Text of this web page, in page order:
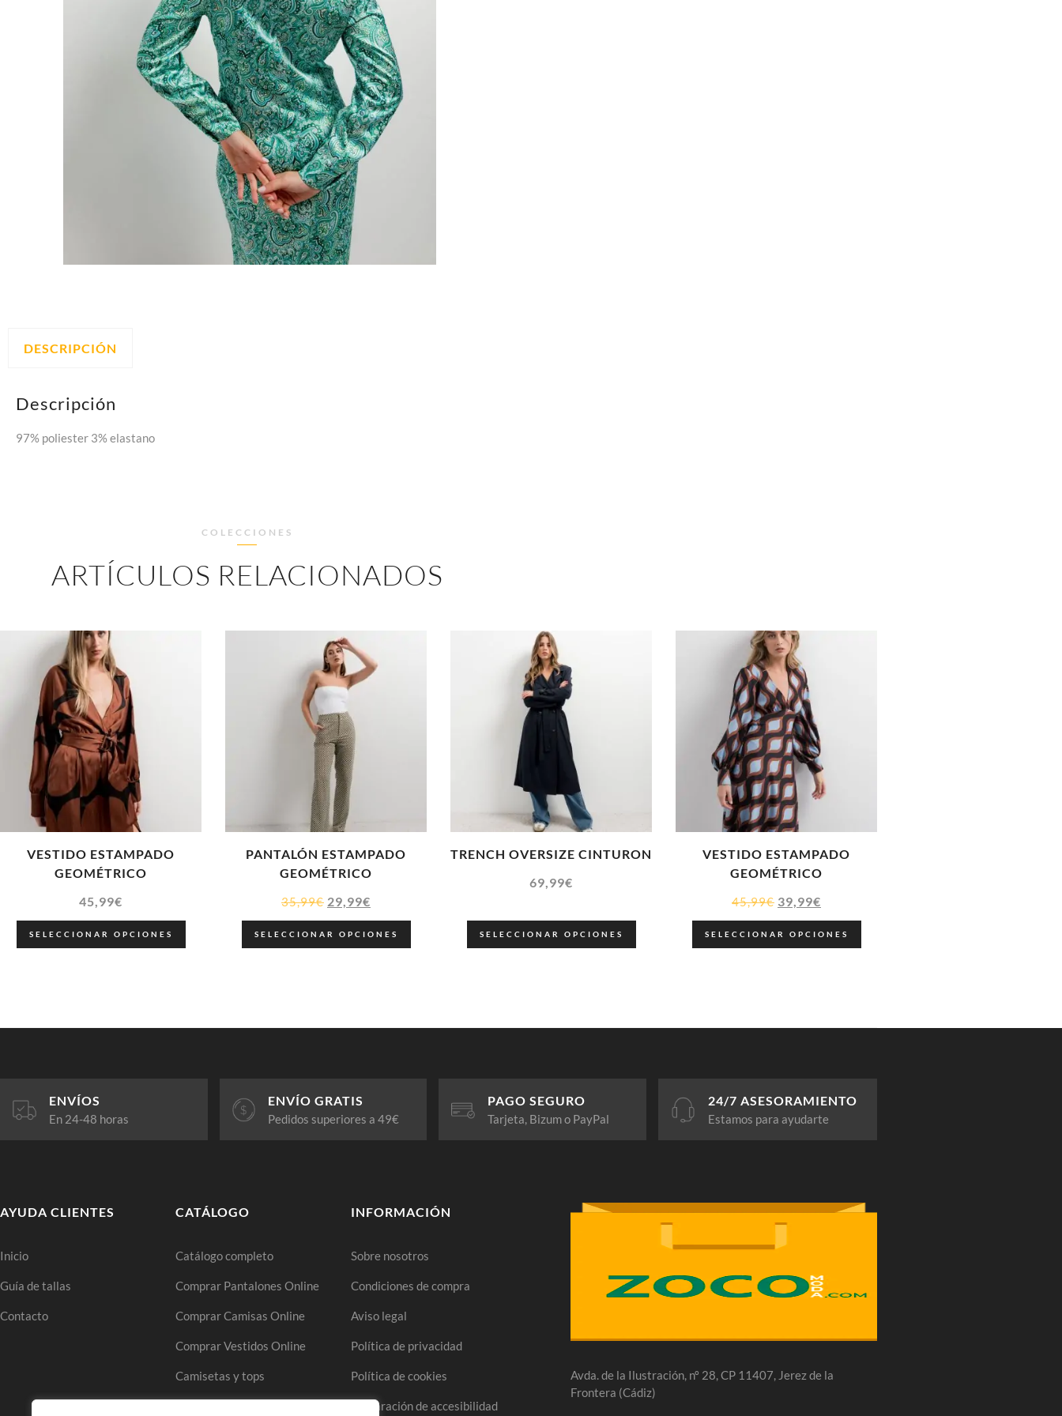
DESCRIPCIÓN
Descripción
97% poliester 3% elastano
COLECCIONES
ARTÍCULOS RELACIONADOS
VESTIDO ESTAMPADO
GEOMÉTRICO
45,99€
SELECCIONAR OPCIONES
PANTALÓN ESTAMPADO
GEOMÉTRICO
35,99€ 29,99€
SELECCIONAR OPCIONES
TRENCH OVERSIZE CINTURON
69,99€
SELECCIONAR OPCIONES
VESTIDO ESTAMPADO
GEOMÉTRICO
45,99€ 39,99€
SELECCIONAR OPCIONES
ENVÍOS
En 24-48 horas
ENVÍO GRATIS
Pedidos superiores a 49€
PAGO SEGURO
Tarjeta, Bizum o PayPal
24/7 ASESORAMIENTO
Estamos para ayudarte
AYUDA CLIENTES
Inicio
Guía de tallas
Contacto
CATÁLOGO
Catálogo completo
Comprar Pantalones Online
Comprar Camisas Online
Comprar Vestidos Online
Camisetas y tops
INFORMACIÓN
Sobre nosotros
Condiciones de compra
Aviso legal
Política de privacidad
Política de cookies
Declaración de accesibilidad
Avda. de la Ilustración, nº 28, CP 11407, Jerez de la
Frontera (Cádiz)